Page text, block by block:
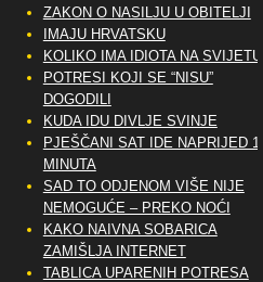
ZAKON O NASILJU U OBITELJI
IMAJU HRVATSKU
KOLIKO IMA IDIOTA NA SVIJETU?
POTRESI KOJI SE “NISU”
DOGODILI
KUDA IDU DIVLJE SVINJE
PJEŠČANI SAT IDE NAPRIJED 10
MINUTA
SAD TO ODJENOM VIŠE NIJE
NEMOGUĆE – PREKO NOĆI
KAKO NAIVNA SOBARICA
ZAMIŠLJA INTERNET
TABLICA UPARENIH POTRESA